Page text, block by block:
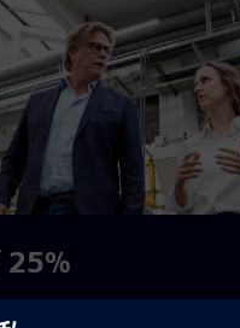
25%
新建和现有工厂可以提高